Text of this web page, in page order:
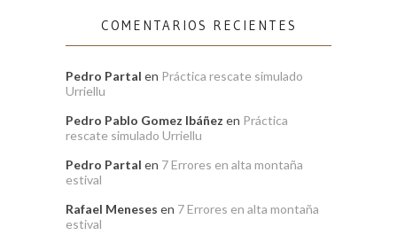
COMENTARIOS RECIENTES
Pedro Partal en Práctica rescate simulado
Urriellu
Pedro Pablo Gomez Ibáñez en Práctica
rescate simulado Urriellu
Pedro Partal en 7 Errores en alta montaña
estival
Rafael Meneses en 7 Errores en alta montaña
estival